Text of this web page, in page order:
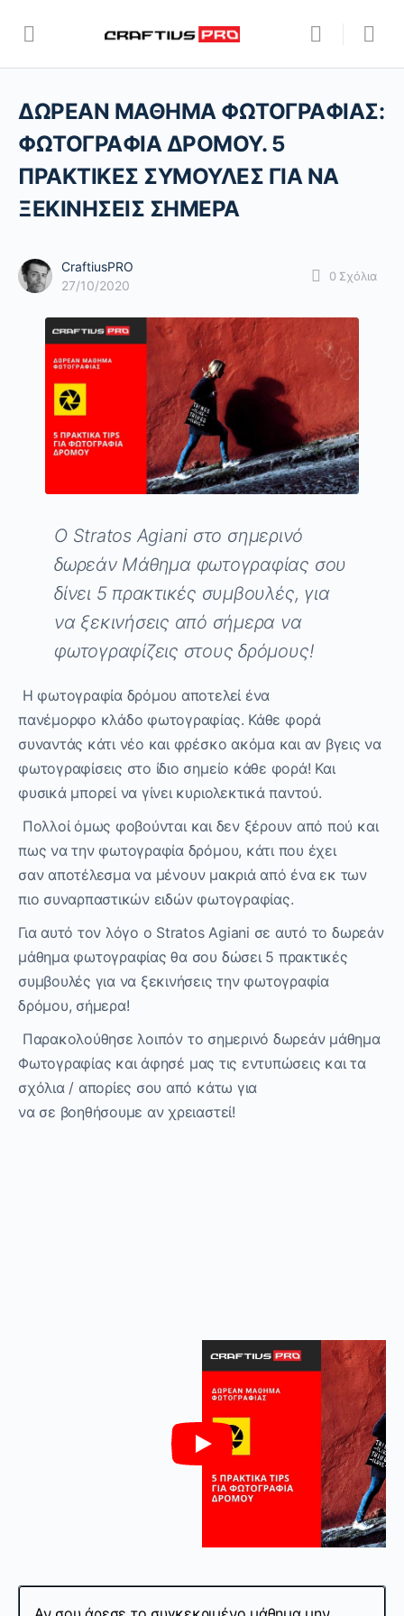
ΔΩΡΕΑΝ ΜΑΘΗΜΑ ΦΩΤΟΓΡΑΦΙΑΣ:
ΦΩΤΟΓΡΑΦΙΑ ΔΡΟΜΟΥ. 5
ΠΡΑΚΤΙΚΕΣ ΣΥΜΟΥΛΕΣ ΓΙΑ ΝΑ
ΞΕΚΙΝΗΣΕΙΣ ΣΗΜΕΡΑ
CraftiusPRO
27/10/2020
0 Σχόλια
Ο Stratos Agiani στο σημερινό
δωρεάν Μάθημα φωτογραφίας σου
δίνει 5 πρακτικές συμβουλές, για
να ξεκινήσεις από σήμερα να
φωτογραφίζεις στους δρόμους!
Η φωτογραφία δρόμου αποτελεί ένα
πανέμορφο κλάδο φωτογραφίας. Κάθε φορά
συναντάς κάτι νέο και φρέσκο ακόμα και αν βγεις να
φωτογραφίσεις στο ίδιο σημείο κάθε φορά! Και
φυσικά μπορεί να γίνει κυριολεκτικά παντού.
Πολλοί όμως φοβούνται και δεν ξέρουν από πού και
πως να την φωτογραφία δρόμου, κάτι που έχει
σαναποτέλεσμανα μένουν μακριάαπό ένα εκ των
πιο συναρπαστικώνειδώνφωτογραφίας.
Για αυτό τον λόγο o Stratos Agiani σε αυτό το δωρεάν
μάθημα φωτογραφίαςθα σου δώσει 5 πρακτικές
συμβουλές για να ξεκινήσεις την φωτογραφία
δρόμου, σήμερα!
Παρακολούθησε λοιπόν το σημερινό δωρεάν μάθημα
Φωτογραφίας καιάφησέ μας τις εντυπώσεις και τα
σχόλια / απορίες σου από κάτω για
να σε βοηθήσουμε ανχρειαστεί!